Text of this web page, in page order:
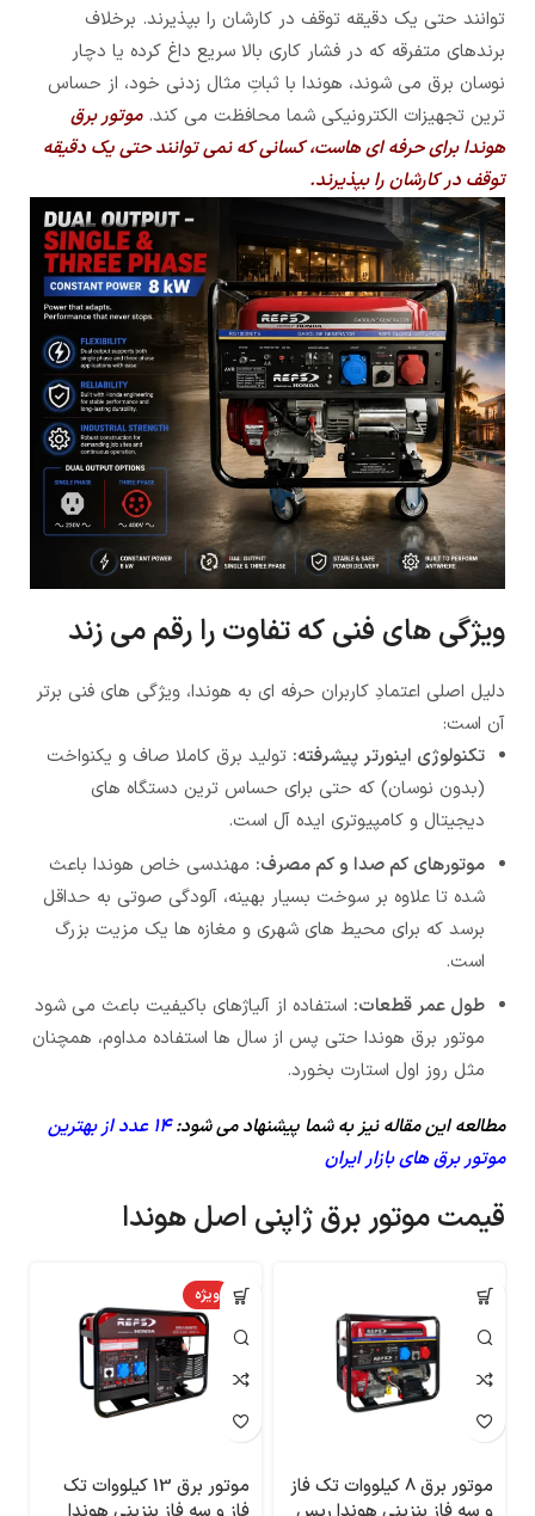
توانند حتی یک دقیقه توقف در کارشان را بپذیرند. برخلاف
برندهای متفرقه که در فشار کاری بالا سریع داغ کرده یا دچار
نوسان برق می شوند، هوندا با ثباتِ مثال زدنی خود، از حساس
ترین تجهیزات الکترونیکی شما محافظت می کند.موتور برق
هوندا برای حرفه ای هاست، کسانی که نمی توانند حتی یک دقیقه
توقف در کارشان را بپذیرند.
ویژگی های فنی که تفاوت را رقم می زند
دلیل اصلی اعتمادِ کاربران حرفه ای به هوندا، ویژگی های فنی برتر
آن است:
تکنولوژی اینورتر پیشرفته: تولید برق کاملا صاف و یکنواخت
(بدون نوسان) که حتی برای حساس ترین دستگاه های
دیجیتال و کامپیوتری ایده آل است.
موتورهای کم صدا و کم مصرف: مهندسی خاص هوندا باعث
شده تا علاوه بر سوخت بسیار بهینه، آلودگی صوتی به حداقل
برسد که برای محیط های شهری و مغازه ها یک مزیت بزرگ
است.
طول عمر قطعات: استفاده از آلیاژهای باکیفیت باعث می شود
موتور برق هوندا حتی پس از سال ها استفاده مداوم، همچنان
مثل روز اول استارت بخورد.
مطالعه این مقاله نیز به شما پیشنهاد می شود:
14 عدد از بهترین
موتور برق های بازار ایران
قیمت موتور برق ژاپنی اصل هوندا
موتور برق 8 کیلووات تک فاز
ویژه
موتور برق 13 کیلووات تک